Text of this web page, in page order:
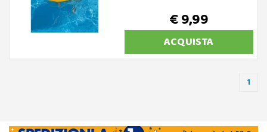
€ 9,99
ACQUISTA
1